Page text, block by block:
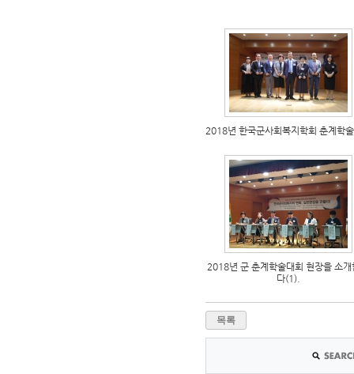
2018년 한국군사회복지학회 춘계학
2018년 군 춘계학술대회 현장을 소개
다(1).
목록